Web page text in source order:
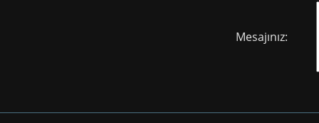
Mesajınız: